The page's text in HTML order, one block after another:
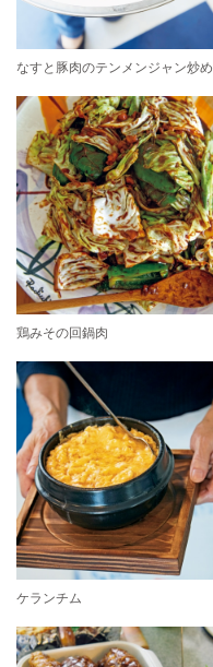
なすと豚肉のテンメンジャン炒め
鶏みその回鍋肉
ケランチム